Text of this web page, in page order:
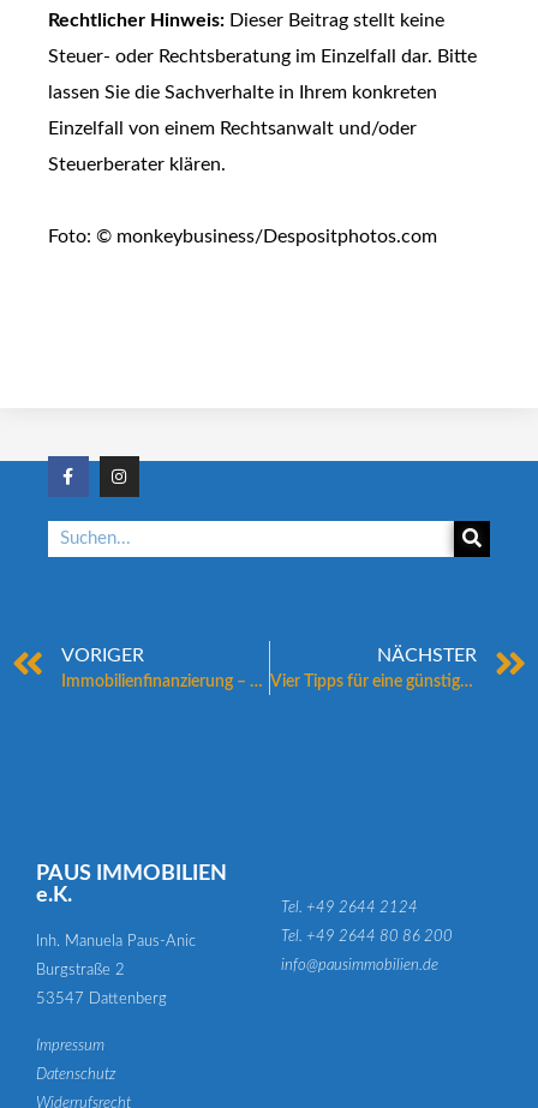
Rechtlicher Hinweis: Dieser Beitrag stellt keine
Steuer- oder Rechtsberatung im Einzelfall dar. Bitte
lassen Sie die Sachverhalte in Ihrem konkreten
Einzelfall von einem Rechtsanwalt und/oder
Steuerberater klären.
Foto: © monkeybusiness/Despositphotos.com
VORIGER
Immobilienfinanzierung – so funktioniert’s
NÄCHSTER
Vier Tipps für eine günstigere Traumwohnung
PAUS IMMOBILIEN
e.K.
Inh. Manuela Paus-Anic
Burgstraße 2
53547 Dattenberg
Tel. +49 2644 2124
Tel. +49 2644 80 86 200
info@pausimmobilien.de
Impressum
Datenschutz
Widerrufsrecht